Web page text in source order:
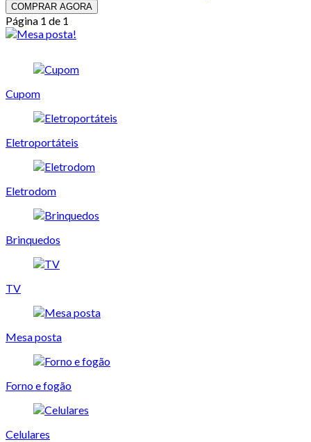
COMPRAR AGORA
Página 1 de 1
Cupom
Eletroportáteis
Eletrodom
Brinquedos
TV
Mesa posta
Forno e fogão
Celulares